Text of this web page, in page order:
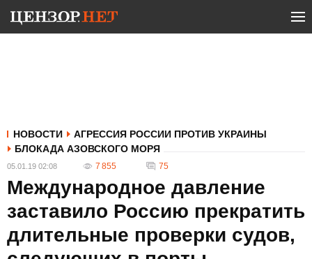
НОВОСТИ
АГРЕССИЯ РОССИИ ПРОТИВ УКРАИНЫ
БЛОКАДА АЗОВСКОГО МОРЯ
05.01.19 02:08 7 855 75
Международное давление
заставило Россию прекратить
длительные проверки судов,